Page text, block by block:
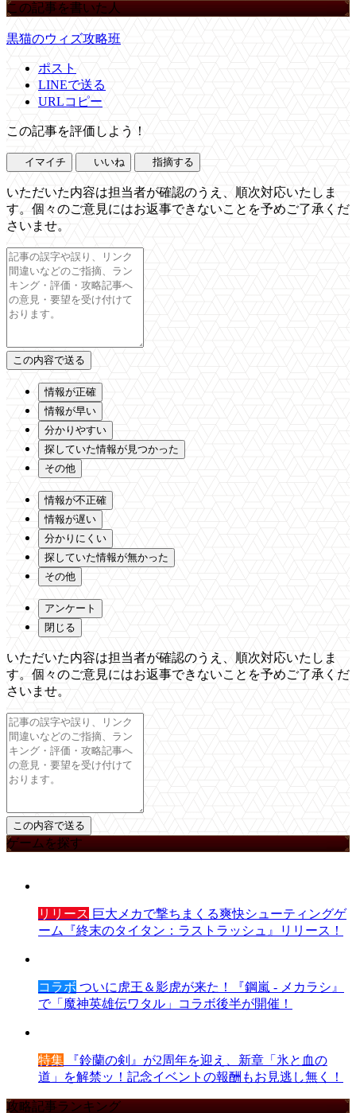
この記事を書いた人
黒猫のウィズ攻略班
ポスト
LINEで送る
URLコピー
この記事を評価しよう！
イマイチ いいね 指摘する
いただいた内容は担当者が確認のうえ、順次対応いたしま
す。個々のご意見にはお返事できないことを予めご了承くだ
さいませ。
情報が正確
情報が早い
分かりやすい
探していた情報が見つかった
その他
情報が不正確
情報が遅い
分かりにくい
探していた情報が無かった
その他
アンケート
閉じる
いただいた内容は担当者が確認のうえ、順次対応いたしま
す。個々のご意見にはお返事できないことを予めご了承くだ
さいませ。
ゲームを探す
リリース 巨大メカで撃ちまくる爽快シューティングゲ
ーム『終末のタイタン：ラストラッシュ』リリース！
コラボ ついに虎王＆影虎が来た！『鋼嵐 - メカラシ』
で「魔神英雄伝ワタル」コラボ後半が開催！
特集 『鈴蘭の剣』が2周年を迎え、新章「氷と血の
道」を解禁ッ！記念イベントの報酬もお見逃し無く！
攻略記事ランキング